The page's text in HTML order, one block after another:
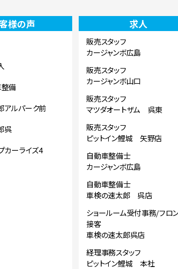
様の声
整備
アルパーク前
呉
カーライズ4
求人
販売スタッフ
カージャンボ広島
販売スタッフ
カージャンボ山口
販売スタッフ
マツダオートザム 呉東
販売スタッフ
ピットイン鯉城 矢野店
自動車整備士
カージャンボ広島
自動車整備士
車検の速太郎 呉店
ショールーム受付事務/フロ
接客
車検の速太郎呉店
経理事務スタッフ
ピットイン鯉城 本社